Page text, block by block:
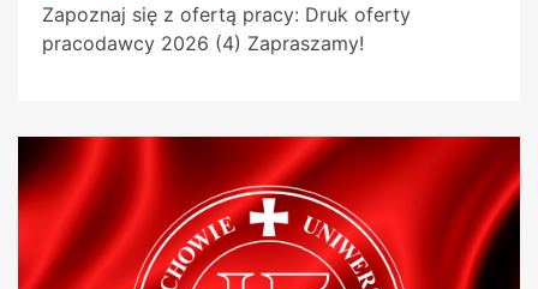
Zapoznaj się z ofertą pracy: Druk oferty
pracodawcy 2026 (4) Zapraszamy!